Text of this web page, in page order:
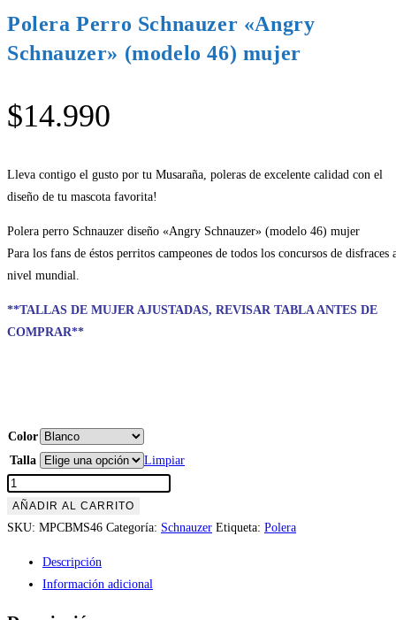
Polera Perro Schnauzer «Angry
Schnauzer» (modelo 46) mujer
$14.990
Lleva contigo el gusto por tu Musaraña, poleras de excelente calidad con el
diseño de tu mascota favorita!
Polera perro Schnauzer diseño «Angry Schnauzer» (modelo 46) mujer
Para los fans de éstos perritos campeones de todos los concursos de disfraces
nivel mundial.
**TALLAS DE MUJER AJUSTADAS, REVISAR TABLA ANTES DE
COMPRAR**
Color
Talla
Limpiar
Polera
Perro
Schnauzer
Schnauzer"
(modelo
46)
AÑADIR AL CARRITO
SKU: MPCBMS46 Categoría: Schnauzer Etiqueta: Polera
Descripción
Información adicional